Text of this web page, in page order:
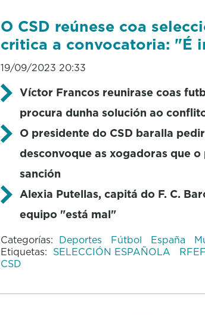
O CSD reúnese coa
critica a convocatoria: "É
19/09/2023 20:33
Víctor Francos reunirase coas
procura dunha solución ao
O presidente do CSD baralla
desconvoque as xogadoras que
sanción
Alexia Putellas, capitá do F. C.
equipo "está mal"
Categorías: Deportes Fútbol España
Etiquetas: SELECCIÓN ESPAÑOLA RFEF
CSD